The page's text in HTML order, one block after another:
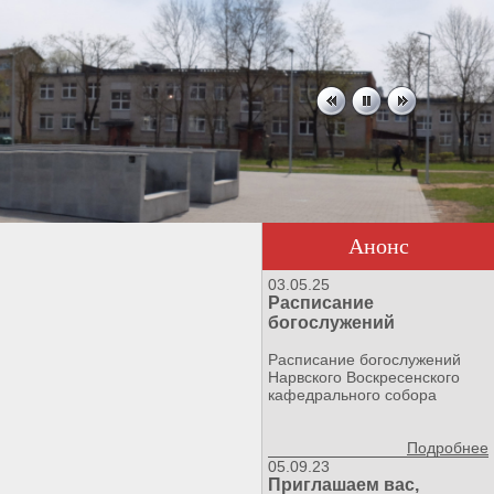
Анонс
03.05.25
Расписание
богослужений
Расписание богослужений
Нарвского Воскресенского
кафедрального собора
Подробнее
05.09.23
Приглашаем вас,